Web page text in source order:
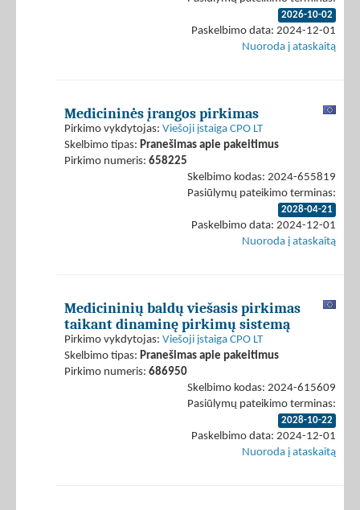
2026-10-02
Paskelbimo data: 2024-12-01
Nuoroda į ataskaitą
Medicininės įrangos pirkimas
Pirkimo vykdytojas: Viešoji įstaiga CPO LT
Skelbimo tipas: Pranešimas apie pakeitimus
Pirkimo numeris: 658225
Skelbimo kodas: 2024-655819
Pasiūlymų pateikimo terminas:
2028-04-21
Paskelbimo data: 2024-12-01
Nuoroda į ataskaitą
Medicininių baldų viešasis pirkimas
taikant dinaminę pirkimų sistemą
Pirkimo vykdytojas: Viešoji įstaiga CPO LT
Skelbimo tipas: Pranešimas apie pakeitimus
Pirkimo numeris: 686950
Skelbimo kodas: 2024-615609
Pasiūlymų pateikimo terminas:
2028-10-22
Paskelbimo data: 2024-12-01
Nuoroda į ataskaitą